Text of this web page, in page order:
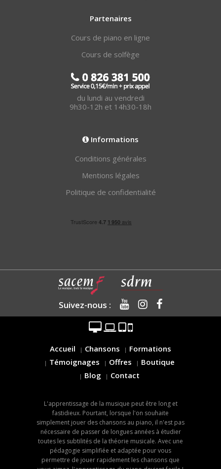
Partenaires
Cours de piano en ligne
Cours de solfège
du lundi au vendredi
9h30-12h et 14h30-18h
Informations
Conditions générales
Mentions légales
Politique de confidentialité
Suivez-nous :
Accueil Chansons
Formations
Témoignages
Offres
Boutique
Blog
Contact
L'apprentissage de la musique peut être long et
fastidieux. Pourtant, lorsque l'on souhaite
simplement jouer des chansons au piano, il n'est pas
nécessaire de passer de longues années à étudier
toutes les subtilités de la théorie musicale. Avec une
pédagogie simplifiée et adaptée pour vous
permettre de jouer rapidement les chansons que